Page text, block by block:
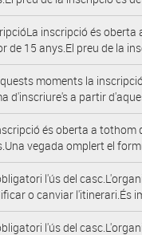
inscripció és
de 15 anys.El preu de la
moments la
d'inscriure's a partir
és oberta a tothom
vegada omplert el
l'ús del
o canviar l'itinerari.És
l'ús del